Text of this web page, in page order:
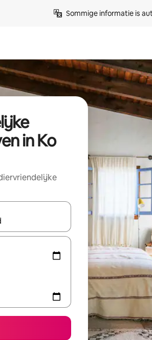
Sommige informatie is
in Ko
zijn, maak je een keuze met je de